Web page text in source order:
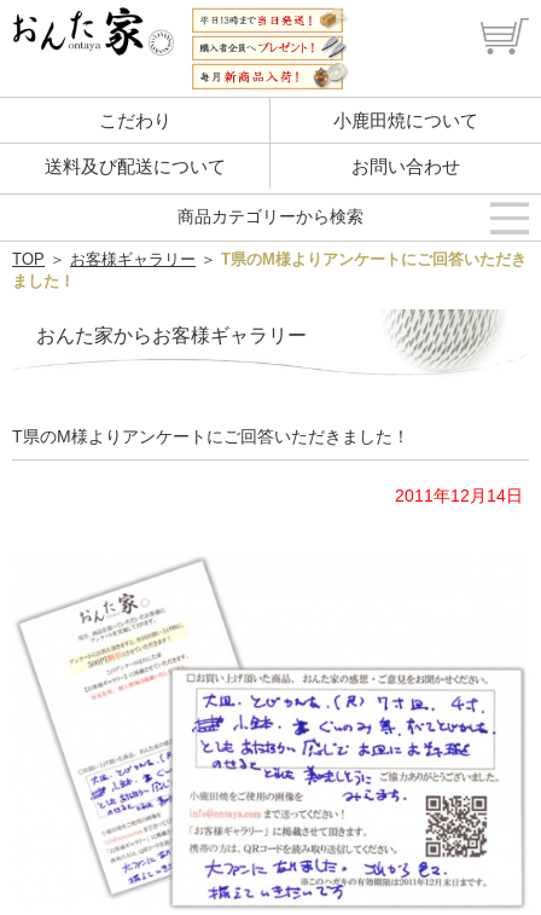
こだわり 小鹿田焼について
送料及び配送について お問い合わせ
TOP ＞ お客様ギャラリー ＞ T県のM様よりアンケートにご回答いただき
ました！
おんた家からお客様ギャラリー
T県のM様よりアンケートにご回答いただきました！
2011年12月14日
商品カテゴリーから検索